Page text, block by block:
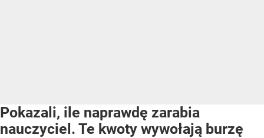
Pokazali, ile naprawdę zarabia
nauczyciel. Te kwoty wywołają burzę